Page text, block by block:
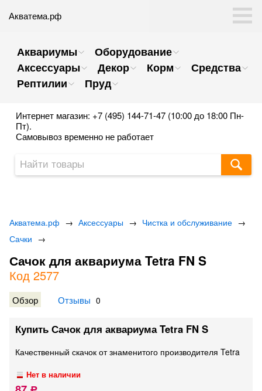
Акватема.рф
Аквариумы
Оборудование
Аксессуары
Декор Корм
Средства
Рептилии
Пруд
Интернет магазин: +7 (495) 144-71-47 (10:00 до 18:00 Пн-
Пт).
Самовывоз временно не работает
Акватема.рф → Аксессуары → Чистка и обслуживание →
Сачки →
Сачок для аквариума Tetra FN S
Код 2577
Обзор Отзывы 0
Купить Сачок для аквариума Tetra FN S
Качественный скачок от знаменитого производителя Tetra
Нет в наличии